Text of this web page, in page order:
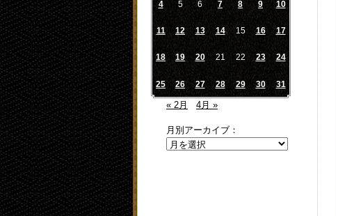
4 5 6 7 8 9 10
11 12 13 14 15 16 17
18 19 20 21 22 23 24
25 26 27 28 29 30 31
« 2月 4月 »
月別アーカイブ：